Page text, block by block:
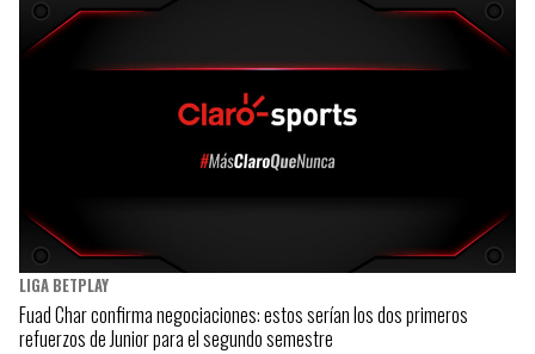
LIGA BETPLAY
Fuad Char confirma negociaciones: estos serían los dos primeros
refuerzos de Junior para el segundo semestre